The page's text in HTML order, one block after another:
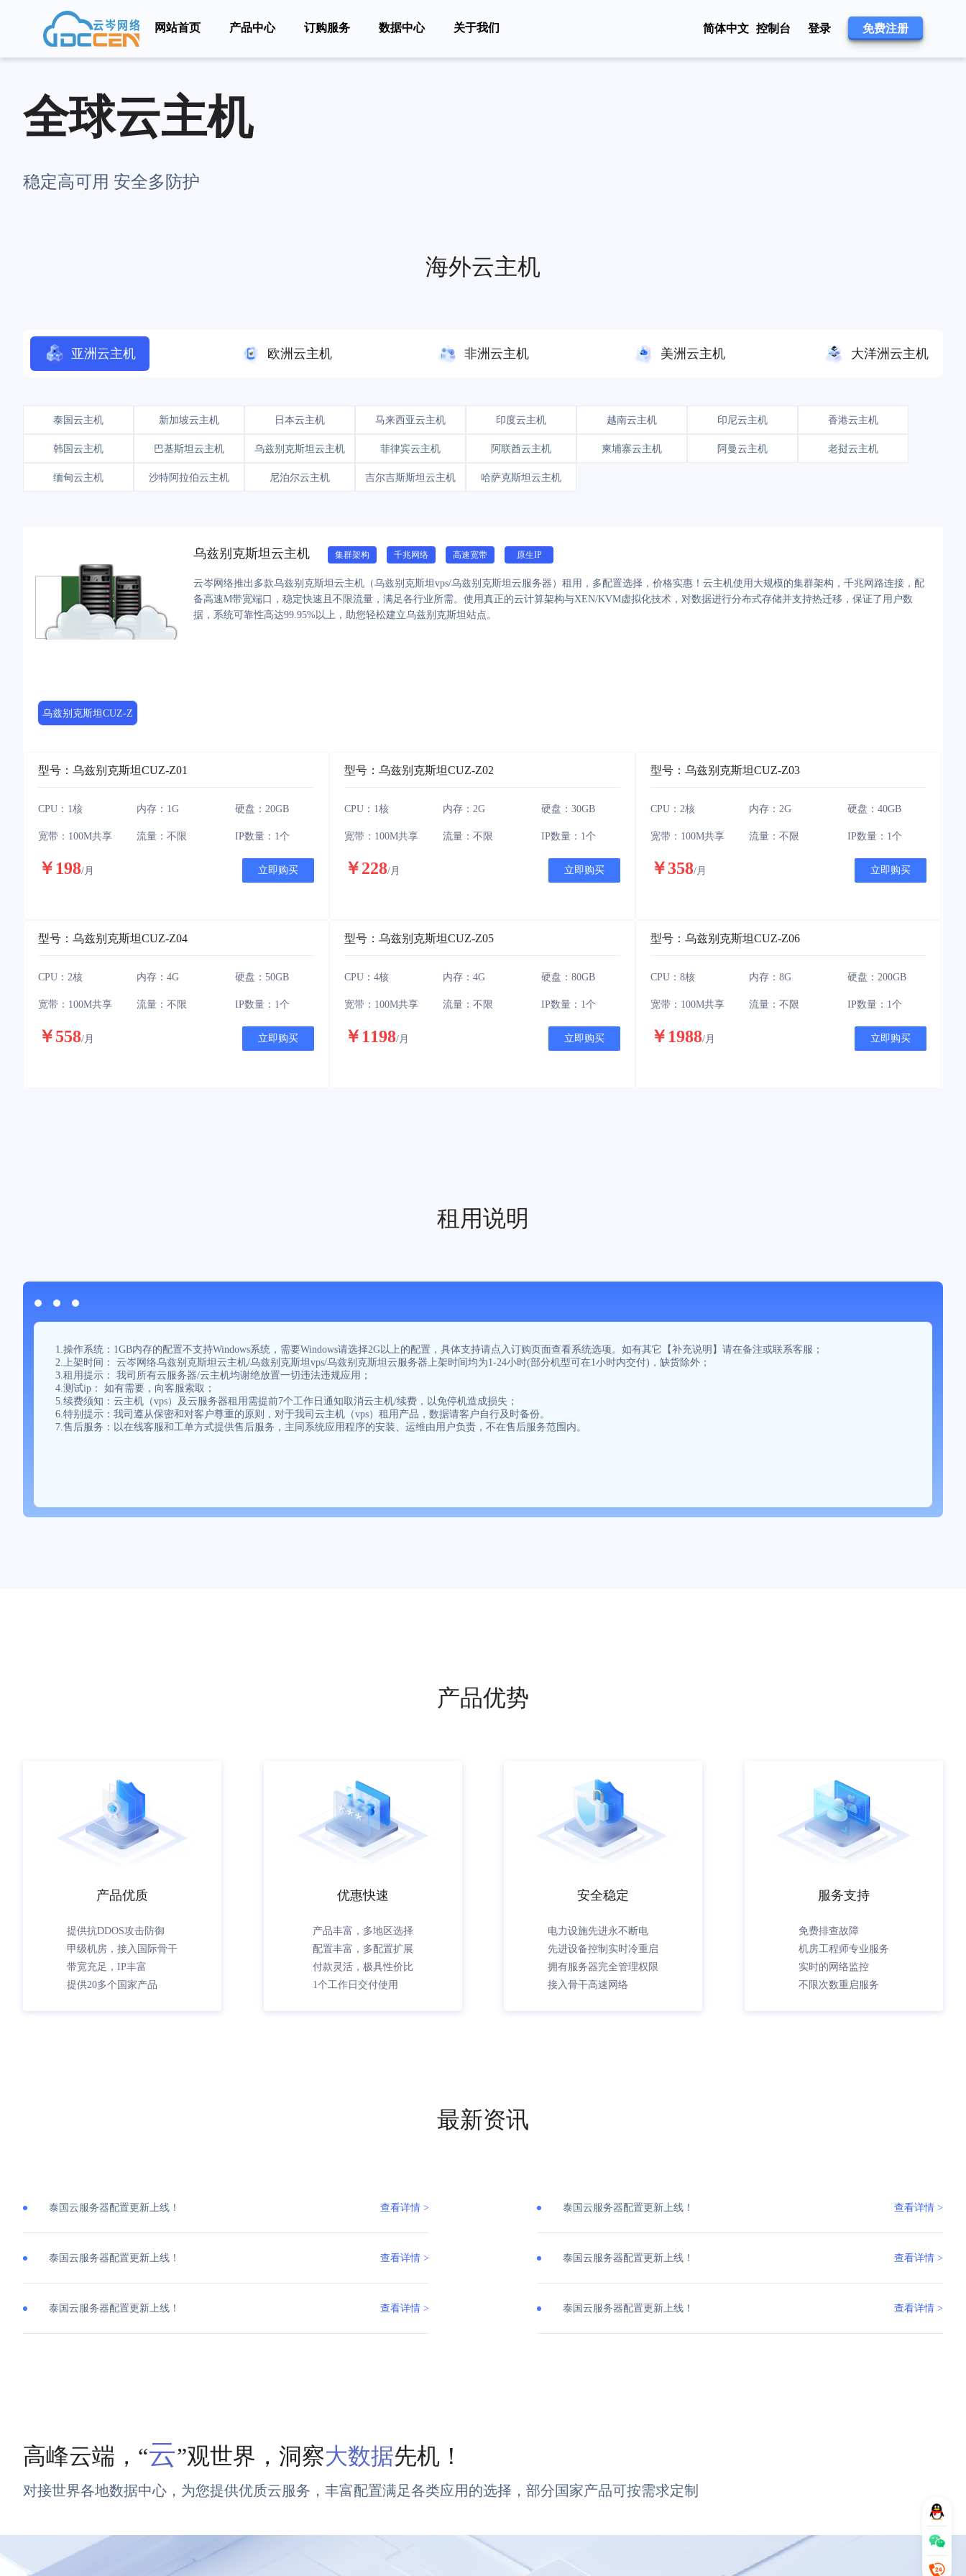
网站首页 产品中心 订购服务 数据中心 关于我们 简体中文 控制台 登录 免费注册
全球云主机
稳定高可用 安全多防护
海外云主机
亚洲云主机 欧洲云主机 非洲云主机 美洲云主机 大洋洲云主机
泰国云主机 新加坡云主机 日本云主机 马来西亚云主机 印度云主机 越南云主机 印尼云主机 香港云主机
韩国云主机 巴基斯坦云主机 乌兹别克斯坦云主机 菲律宾云主机 阿联酋云主机 柬埔寨云主机 阿曼云主机 老挝云主机
缅甸云主机 沙特阿拉伯云主机 尼泊尔云主机 吉尔吉斯斯坦云主机 哈萨克斯坦云主机
乌兹别克斯坦云主机 集群架构 千兆网络 高速宽带 原生IP
云岑网络推出多款乌兹别克斯坦云主机（乌兹别克斯坦vps/乌兹别克斯坦云服务器）租用，多配置选择，价格实惠！云主机使用大规模的集群架构，千兆网路连接，配
备高速M带宽端口，稳定快速且不限流量，满足各行业所需。使用真正的云计算架构与XEN/KVM虚拟化技术，对数据进行分布式存储并支持热迁移，保证了用户数
据，系统可靠性高达99.95%以上，助您轻松建立乌兹别克斯坦站点。
乌兹别克斯坦CUZ-Z
型号：乌兹别克斯坦CUZ-Z01
CPU：1核 内存：1G 硬盘：20GB
宽带：100M共享 流量：不限 IP数量：1个
￥198/月 立即购买
型号：乌兹别克斯坦CUZ-Z02
CPU：1核 内存：2G 硬盘：30GB
宽带：100M共享 流量：不限 IP数量：1个
￥228/月 立即购买
型号：乌兹别克斯坦CUZ-Z03
CPU：2核 内存：2G 硬盘：40GB
宽带：100M共享 流量：不限 IP数量：1个
￥358/月 立即购买
型号：乌兹别克斯坦CUZ-Z04
CPU：2核 内存：4G 硬盘：50GB
宽带：100M共享 流量：不限 IP数量：1个
￥558/月 立即购买
型号：乌兹别克斯坦CUZ-Z05
CPU：4核 内存：4G 硬盘：80GB
宽带：100M共享 流量：不限 IP数量：1个
￥1198/月 立即购买
型号：乌兹别克斯坦CUZ-Z06
CPU：8核 内存：8G 硬盘：200GB
宽带：100M共享 流量：不限 IP数量：1个
￥1988/月 立即购买
租用说明
1.操作系统：1GB内存的配置不支持Windows系统，需要Windows请选择2G以上的配置，具体支持请点入订购页面查看系统选项。如有其它【补充说明】请在备注或联系客服；
2.上架时间： 云岑网络乌兹别克斯坦云主机/乌兹别克斯坦vps/乌兹别克斯坦云服务器上架时间均为1-24小时(部分机型可在1小时内交付)，缺货除外；
3.租用提示： 我司所有云服务器/云主机均谢绝放置一切违法违规应用；
4.测试ip： 如有需要，向客服索取；
5.续费须知：云主机（vps）及云服务器租用需提前7个工作日通知取消云主机/续费，以免停机造成损失；
6.特别提示：我司遵从保密和对客户尊重的原则，对于我司云主机（vps）租用产品，数据请客户自行及时备份。
7.售后服务：以在线客服和工单方式提供售后服务，主同系统应用程序的安装、运维由用户负责，不在售后服务范围内。
产品优势
产品优质
提供抗DDOS攻击防御
甲级机房，接入国际骨干
带宽充足，IP丰富
提供20多个国家产品
优惠快速
产品丰富，多地区选择
配置丰富，多配置扩展
付款灵活，极具性价比
1个工作日交付使用
安全稳定
电力设施先进永不断电
先进设备控制实时冷重启
拥有服务器完全管理权限
接入骨干高速网络
服务支持
免费排查故障
机房工程师专业服务
实时的网络监控
不限次数重启服务
最新资讯
泰国云服务器配置更新上线！ 查看详情 >
泰国云服务器配置更新上线！ 查看详情 >
泰国云服务器配置更新上线！ 查看详情 >
泰国云服务器配置更新上线！ 查看详情 >
泰国云服务器配置更新上线！ 查看详情 >
泰国云服务器配置更新上线！ 查看详情 >
高峰云端，“云”观世界，洞察大数据先机！
对接世界各地数据中心，为您提供优质云服务，丰富配置满足各类应用的选择，部分国家产品可按需求定制